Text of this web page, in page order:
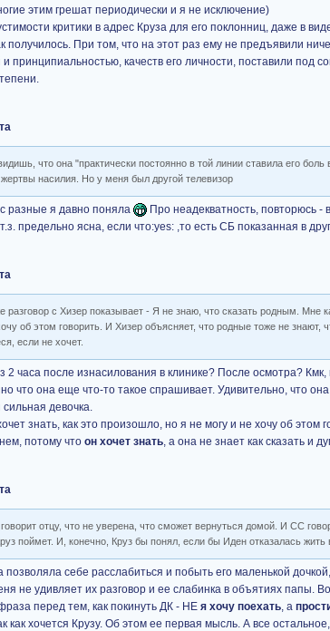
этим грешат периодически и я не исключение)
критики в адрес Круза для его поклонниц, даже в
получилось. При том, что на этот раз ему не предъявили
принципиальностью, качеств его личности, поставили под
что она "практически постоянно в той линии ставила его
насилия. Но у меня был другой телевизор
разные я давно поняла
Про неадекватность, повторюсь
предельно ясна, если что:yes: ,то есть СБ показанная в
разговор с Хизер показывает - Я не знаю, что сказать родным. Мне
об этом говорить. И Хизер объясняет, что родные тоже не знают,
если не хочет.
2 часа после изнасилования в клинике? После осмотра?
что она еще что-то такое спрашивает. Удивительно, что
девочка.
знать, как это произошло, но я не могу и не хочу об этом
потому что он хочет знать, а она не знает как сказать и
отцу, что не уверена, что сможет вернуться домой. И СС
поймет. И, конечно, Круз бы понял, если бы Иден отказалась жить
позволяла себе расслабиться и побыть его маленькой
не удивляет их разговор и ее слабинка в объятиях папы.
перед тем, как покинуть ДК - НЕ я хочу поехать, а
как хочется Крузу. Об этом ее первая мысль. А все